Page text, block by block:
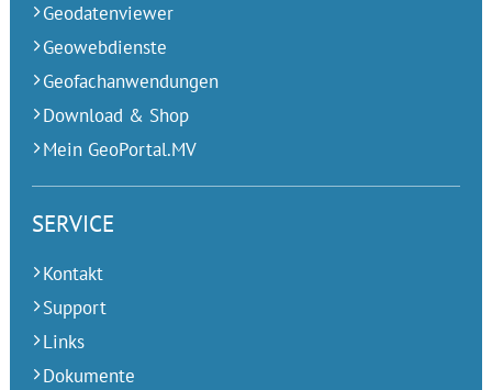
Geodatenviewer
Geowebdienste
Geofachanwendungen
Download & Shop
Mein GeoPortal.MV
SERVICE
Kontakt
Support
Links
Dokumente